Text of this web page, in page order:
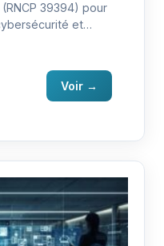
39394) pour
et
Voir →